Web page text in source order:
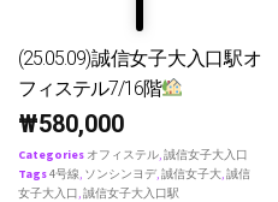
(25.05.09)誠信女子大入口駅オ
フィステル7/16階
₩580,000
Categories オフィステル,誠信女子大入口
Tags4号線, ソンシンヨデ,誠信女子大,誠信
女子大入口,誠信女子大入口駅